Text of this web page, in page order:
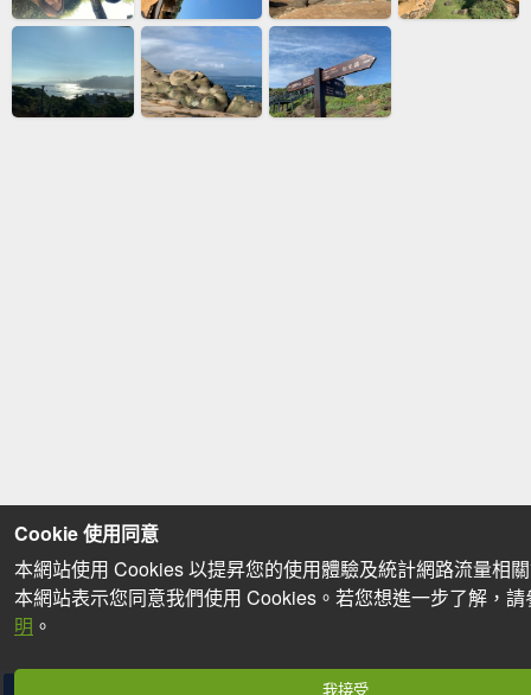
Cookie 使用同意
本網站使用 Cookies 以提昇您的使用體驗及統計網路流量相
本網站表示您同意我們使用 Cookies。若您想進一步了解，
明 。
我接受